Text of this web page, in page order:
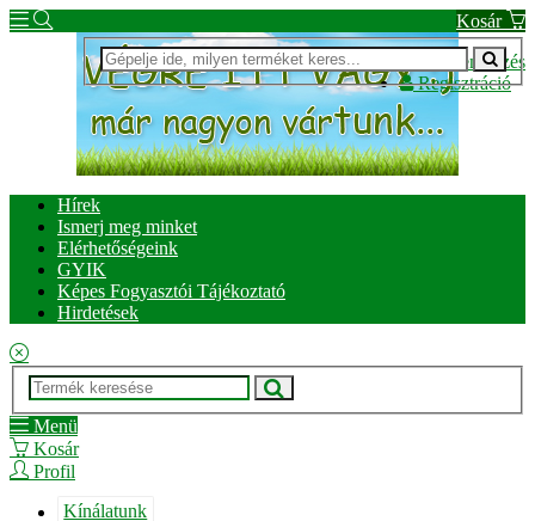
Kosár
Bejelentkezés
Regisztráció
Hírek
Ismerj meg minket
Elérhetőségeink
GYIK
Képes Fogyasztói Tájékoztató
Hirdetések
Menü
Kosár
Profil
Kínálatunk